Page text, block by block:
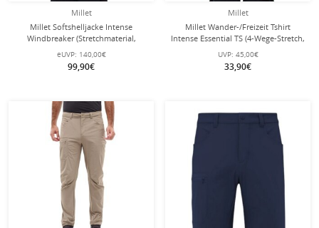
Millet
Millet Softshelljacke Intense
Windbreaker (Stretchmaterial,
winddicht) iconblau/denimblau
Herren
eUVP: 140,00€
99,90€
Millet
Millet Wander-/Freizeit Tshirt
Intense Essential TS (4-Wege-Stretch,
ultraleicht, schnelltrocknend) grün
Herren
UVP: 45,00€
33,90€